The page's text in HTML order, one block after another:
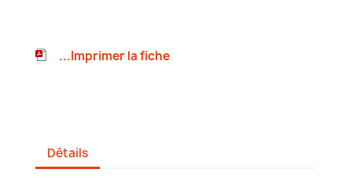
...Imprimer la fiche
Détails